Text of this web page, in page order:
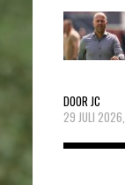
DOOR JC
29 JULI